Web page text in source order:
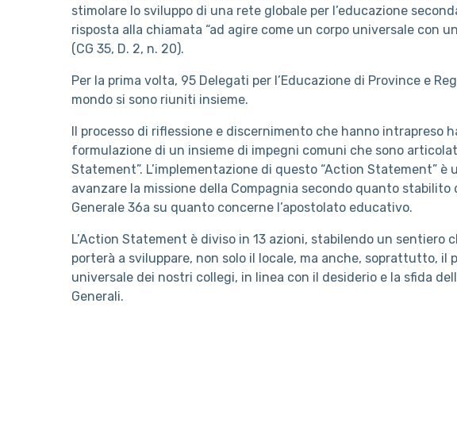
stimolare lo sviluppo di una rete globale per l’educazione
risposta alla chiamata “ad agire come un corpo universale con
(CG 35, D. 2, n. 20).
Per la prima volta, 95 Delegati per l’Educazione di Province e
mondo si sono riuniti insieme.
Il processo di riflessione e discernimento che hanno intrapreso
formulazione di un insieme di impegni comuni che sono
Statement”. L’implementazione di questo “Action Statement”
avanzare la missione della Compagnia secondo quanto stabilito
Generale 36a su quanto concerne l’apostolato educativo.
L’Action Statement è diviso in 13 azioni, stabilendo un sentiero
porterà a sviluppare, non solo il locale, ma anche, soprattutto, il
universale dei nostri collegi, in linea con il desiderio e la sfida
Generali.